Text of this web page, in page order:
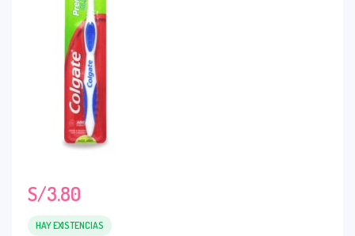
S/3.80
HAY EXISTENCIAS